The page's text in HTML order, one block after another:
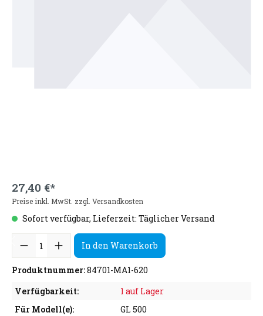
27,40 €*
Preise inkl. MwSt. zzgl. Versandkosten
Sofort verfügbar, Lieferzeit: Täglicher Versand
In den Warenkorb
Produktnummer:84701-MA1-620
Verfügbarkeit:
1 auf Lager
Für Modell(e):
GL 500